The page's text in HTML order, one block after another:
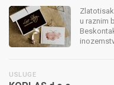
u raznim
USLUGE